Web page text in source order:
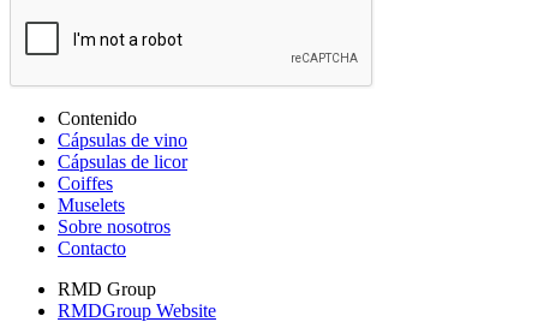
Contenido
Cápsulas de vino
Cápsulas de licor
Coiffes
Muselets
Sobre nosotros
Contacto
RMD Group
RMDGroup Website